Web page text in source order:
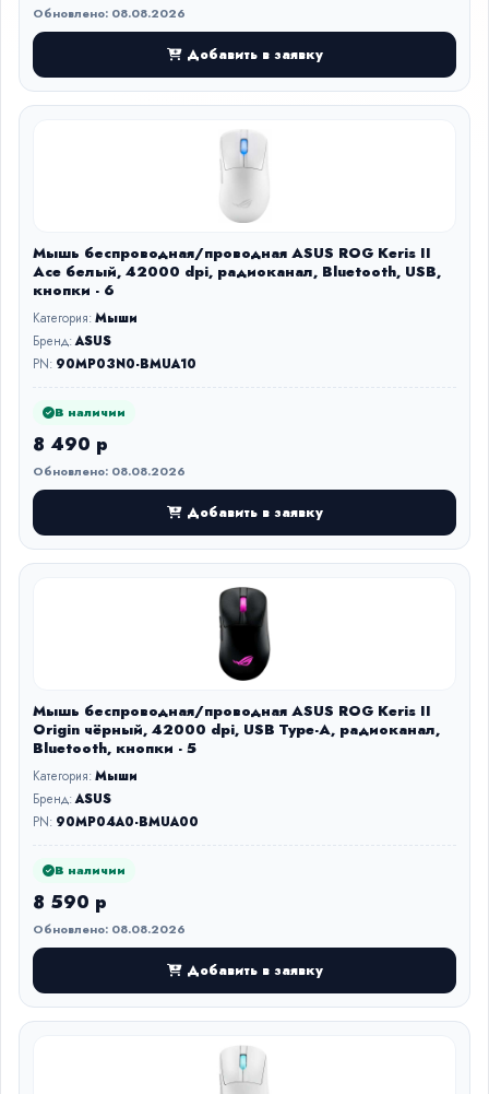
Обновлено: 08.08.2026
Добавить в заявку
Мышь беспроводная/проводная ASUS ROG Keris II
Ace белый, 42000 dpi, радиоканал, Bluetooth, USB,
кнопки - 6
Категория:Мыши
Бренд:ASUS
PN: 90MP03N0-BMUA10
В наличии
8 490 р
Обновлено: 08.08.2026
Добавить в заявку
Мышь беспроводная/проводная ASUS ROG Keris II
Origin чёрный, 42000 dpi, USB Type-A, радиоканал,
Bluetooth, кнопки - 5
Категория:Мыши
Бренд:ASUS
PN: 90MP04A0-BMUA00
В наличии
8 590 р
Обновлено: 08.08.2026
Добавить в заявку